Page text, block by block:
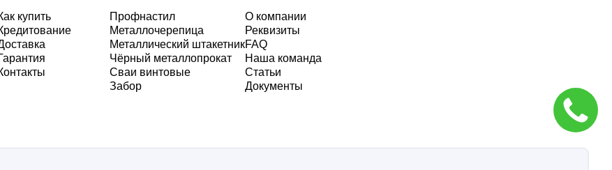
купить
Профнастил
Металлочерепица
Металлический штакетник
Чёрный металлопрокат
Сваи винтовые
Забор
О компании
Реквизиты
FAQ
Наша команда
Статьи
Документы